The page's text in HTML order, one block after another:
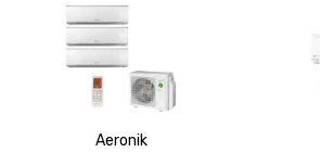
Aeronik